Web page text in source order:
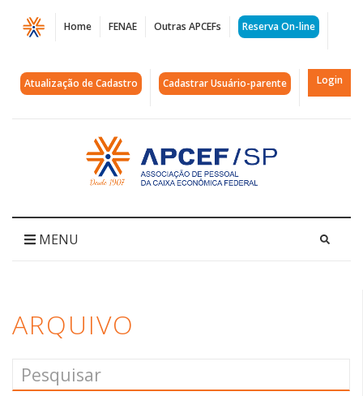
Página
Arquivos
churrasco
APCEF/SP
Home FENAE Outras APCEFs Reserva On-line
Atualização de Cadastro Cadastrar Usuário-parente Login
Acessar
página
inicial
MENU
ARQUIVO